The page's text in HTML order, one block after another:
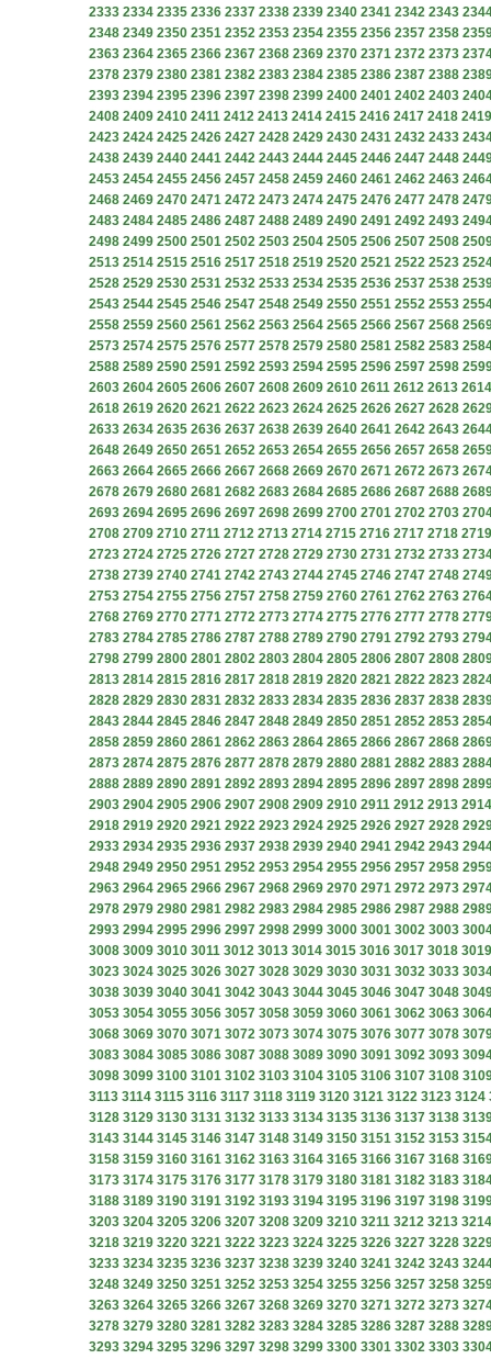
2333 2334 2335 2336 2337 2338 2339 2340 2341 2342 2343
2348 2349 2350 2351 2352 2353 2354 2355 2356 2357 2358
2363 2364 2365 2366 2367 2368 2369 2370 2371 2372 2373
2378 2379 2380 2381 2382 2383 2384 2385 2386 2387 2388
2393 2394 2395 2396 2397 2398 2399 2400 2401 2402 2403
2408 2409 2410 2411 2412 2413 2414 2415 2416 2417 2418 2419
2423 2424 2425 2426 2427 2428 2429 2430 2431 2432 2433
2438 2439 2440 2441 2442 2443 2444 2445 2446 2447 2448
2453 2454 2455 2456 2457 2458 2459 2460 2461 2462 2463
2468 2469 2470 2471 2472 2473 2474 2475 2476 2477 2478
2483 2484 2485 2486 2487 2488 2489 2490 2491 2492 2493
2498 2499 2500 2501 2502 2503 2504 2505 2506 2507 2508
2513 2514 2515 2516 2517 2518 2519 2520 2521 2522 2523
2528 2529 2530 2531 2532 2533 2534 2535 2536 2537 2538
2543 2544 2545 2546 2547 2548 2549 2550 2551 2552 2553
2558 2559 2560 2561 2562 2563 2564 2565 2566 2567 2568
2573 2574 2575 2576 2577 2578 2579 2580 2581 2582 2583
2588 2589 2590 2591 2592 2593 2594 2595 2596 2597 2598
2603 2604 2605 2606 2607 2608 2609 2610 2611 2612 2613 2614
2618 2619 2620 2621 2622 2623 2624 2625 2626 2627 2628
2633 2634 2635 2636 2637 2638 2639 2640 2641 2642 2643
2648 2649 2650 2651 2652 2653 2654 2655 2656 2657 2658
2663 2664 2665 2666 2667 2668 2669 2670 2671 2672 2673
2678 2679 2680 2681 2682 2683 2684 2685 2686 2687 2688
2693 2694 2695 2696 2697 2698 2699 2700 2701 2702 2703
2708 2709 2710 2711 2712 2713 2714 2715 2716 2717 2718 2719
2723 2724 2725 2726 2727 2728 2729 2730 2731 2732 2733
2738 2739 2740 2741 2742 2743 2744 2745 2746 2747 2748
2753 2754 2755 2756 2757 2758 2759 2760 2761 2762 2763
2768 2769 2770 2771 2772 2773 2774 2775 2776 2777 2778
2783 2784 2785 2786 2787 2788 2789 2790 2791 2792 2793
2798 2799 2800 2801 2802 2803 2804 2805 2806 2807 2808
2813 2814 2815 2816 2817 2818 2819 2820 2821 2822 2823
2828 2829 2830 2831 2832 2833 2834 2835 2836 2837 2838
2843 2844 2845 2846 2847 2848 2849 2850 2851 2852 2853
2858 2859 2860 2861 2862 2863 2864 2865 2866 2867 2868
2873 2874 2875 2876 2877 2878 2879 2880 2881 2882 2883
2888 2889 2890 2891 2892 2893 2894 2895 2896 2897 2898
2903 2904 2905 2906 2907 2908 2909 2910 2911 2912 2913 2914
2918 2919 2920 2921 2922 2923 2924 2925 2926 2927 2928
2933 2934 2935 2936 2937 2938 2939 2940 2941 2942 2943
2948 2949 2950 2951 2952 2953 2954 2955 2956 2957 2958
2963 2964 2965 2966 2967 2968 2969 2970 2971 2972 2973
2978 2979 2980 2981 2982 2983 2984 2985 2986 2987 2988
2993 2994 2995 2996 2997 2998 2999 3000 3001 3002 3003
3008 3009 3010 3011 3012 3013 3014 3015 3016 3017 3018 3019
3023 3024 3025 3026 3027 3028 3029 3030 3031 3032 3033
3038 3039 3040 3041 3042 3043 3044 3045 3046 3047 3048
3053 3054 3055 3056 3057 3058 3059 3060 3061 3062 3063
3068 3069 3070 3071 3072 3073 3074 3075 3076 3077 3078
3083 3084 3085 3086 3087 3088 3089 3090 3091 3092 3093
3098 3099 3100 3101 3102 3103 3104 3105 3106 3107 3108
3113 3114 3115 3116 3117 3118 3119 3120 3121 3122 3123 3124
3128 3129 3130 3131 3132 3133 3134 3135 3136 3137 3138
3143 3144 3145 3146 3147 3148 3149 3150 3151 3152 3153
3158 3159 3160 3161 3162 3163 3164 3165 3166 3167 3168
3173 3174 3175 3176 3177 3178 3179 3180 3181 3182 3183
3188 3189 3190 3191 3192 3193 3194 3195 3196 3197 3198
3203 3204 3205 3206 3207 3208 3209 3210 3211 3212 3213 3214
3218 3219 3220 3221 3222 3223 3224 3225 3226 3227 3228
3233 3234 3235 3236 3237 3238 3239 3240 3241 3242 3243
3248 3249 3250 3251 3252 3253 3254 3255 3256 3257 3258
3263 3264 3265 3266 3267 3268 3269 3270 3271 3272 3273
3278 3279 3280 3281 3282 3283 3284 3285 3286 3287 3288
3293 3294 3295 3296 3297 3298 3299 3300 3301 3302 3303